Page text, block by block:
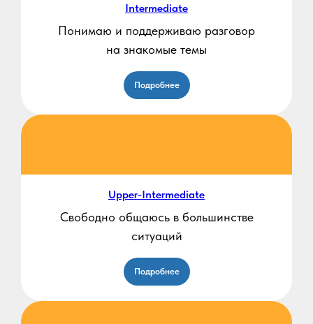
Intermediate
Понимаю и поддерживаю разговор
на знакомые темы
Подробнее
Upper-Intermediate
Свободно общаюсь в большинстве
ситуаций
Подробнее